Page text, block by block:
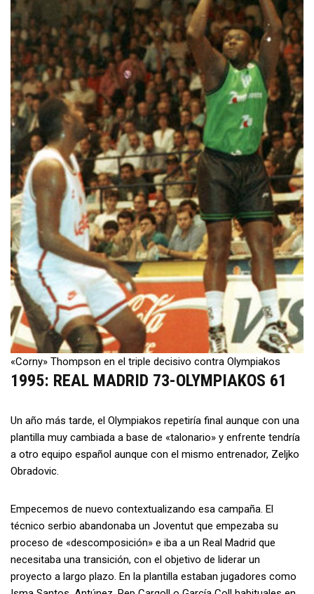
«Corny» Thompson en el triple decisivo contra Olympiakos
1995: REAL MADRID 73-OLYMPIAKOS 61
Un año más tarde, el Olympiakos repetiría final aunque con una
plantilla muy cambiada a base de «talonario» y enfrente tendría
a otro equipo español aunque con el mismo entrenador, Zeljko
Obradovic.
Empecemos de nuevo contextualizando esa campaña. El
técnico serbio abandonaba un Joventut que empezaba su
proceso de «descomposición» e iba a un Real Madrid que
necesitaba una transición, con el objetivo de liderar un
proyecto a largo plazo. En la plantilla estaban jugadores como